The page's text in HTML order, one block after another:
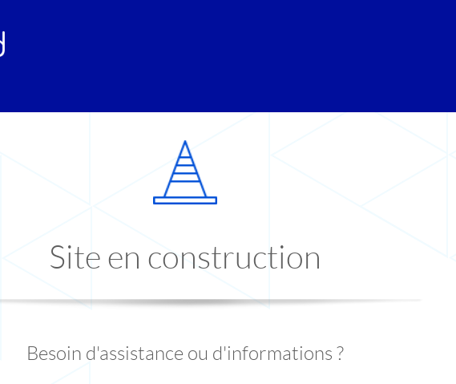
Site en construction
Besoin d'assistance ou d'informations ?